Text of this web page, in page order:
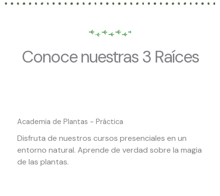
Conoce nuestras 3 Raíces
Academia de Plantas - Práctica
Disfruta de nuestros cursos presenciales en un
entorno natural. Aprende de verdad sobre la magia
de las plantas.